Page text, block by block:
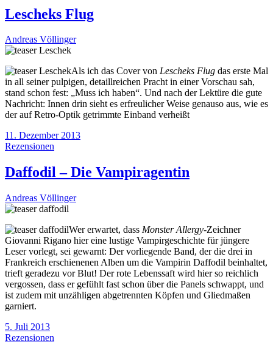
Lescheks Flug
Andreas Völlinger
Als ich das Cover von Lescheks Flug das erste Mal
in all seiner pulpigen, detaillreichen Pracht in einer Vorschau sah,
stand schon fest: „Muss ich haben“. Und nach der Lektüre die gute
Nachricht: Innen drin sieht es erfreulicher Weise genauso aus, wie es
der auf Retro-Optik getrimmte Einband verheißt
11. Dezember 2013
Rezensionen
Daffodil – Die Vampiragentin
Andreas Völlinger
Wer erwartet, dass Monster Allergy-Zeichner
Giovanni Rigano hier eine lustige Vampirgeschichte für jüngere
Leser vorlegt, sei gewarnt: Der vorliegende Band, der die drei in
Frankreich erschienenen Alben um die Vampirin Daffodil beinhaltet,
trieft geradezu vor Blut! Der rote Lebenssaft wird hier so reichlich
vergossen, dass er gefühlt fast schon über die Panels schwappt, und
ist zudem mit unzähligen abgetrennten Köpfen und Gliedmaßen
garniert.
5. Juli 2013
Rezensionen